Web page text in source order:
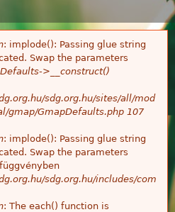
: implode(): Passing glue string
Swap the parameters
>__construct()
sdg.org.hu/sites/all/mod
gmap/GmapDefaults.php 107
: implode(): Passing glue string
Swap the parameters
függvényben
sdg.org.hu/includes/com
: The each() function is